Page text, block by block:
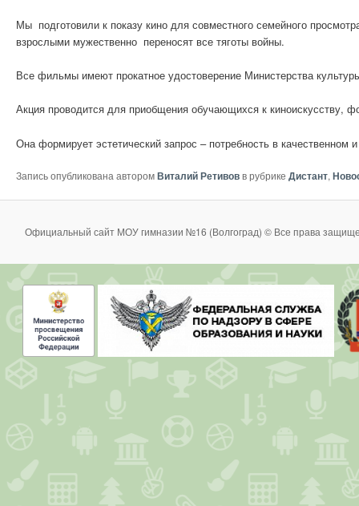
Мы подготовили к показу кино для совместного семейного
взрослыми мужественно переносят все тяготы войны.
Все фильмы имеют прокатное удостоверение Министерства
Акция проводится для приобщения обучающихся к киноискусству,
Она формирует эстетический запрос – потребность в качественном
Запись опубликована авторомВиталий Ретивовв рубрике Дистант,
Официальный сайт МОУ гимназии №16 (Волгоград) © Все права